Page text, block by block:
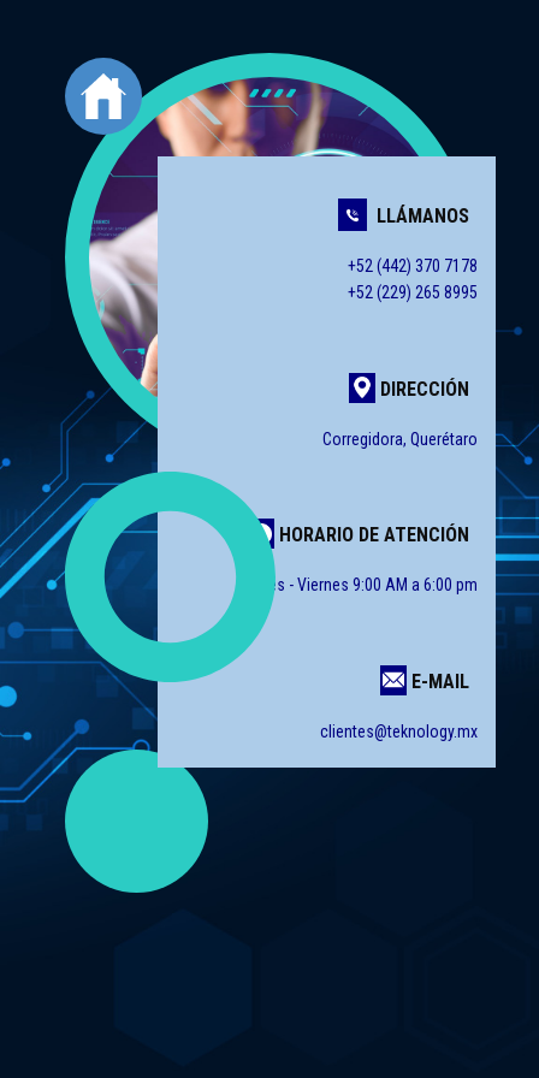
LLÁMANOS
+52 (442) 370 7178
+52 (229) 265 8995
​DIRECCIÓN
Corregidora, Querétaro
HORARIO DE ATENCIÓN
Lunes - Viernes 9:00 AM a 6:00 pm
E-MAIL
clientes@teknology.mx